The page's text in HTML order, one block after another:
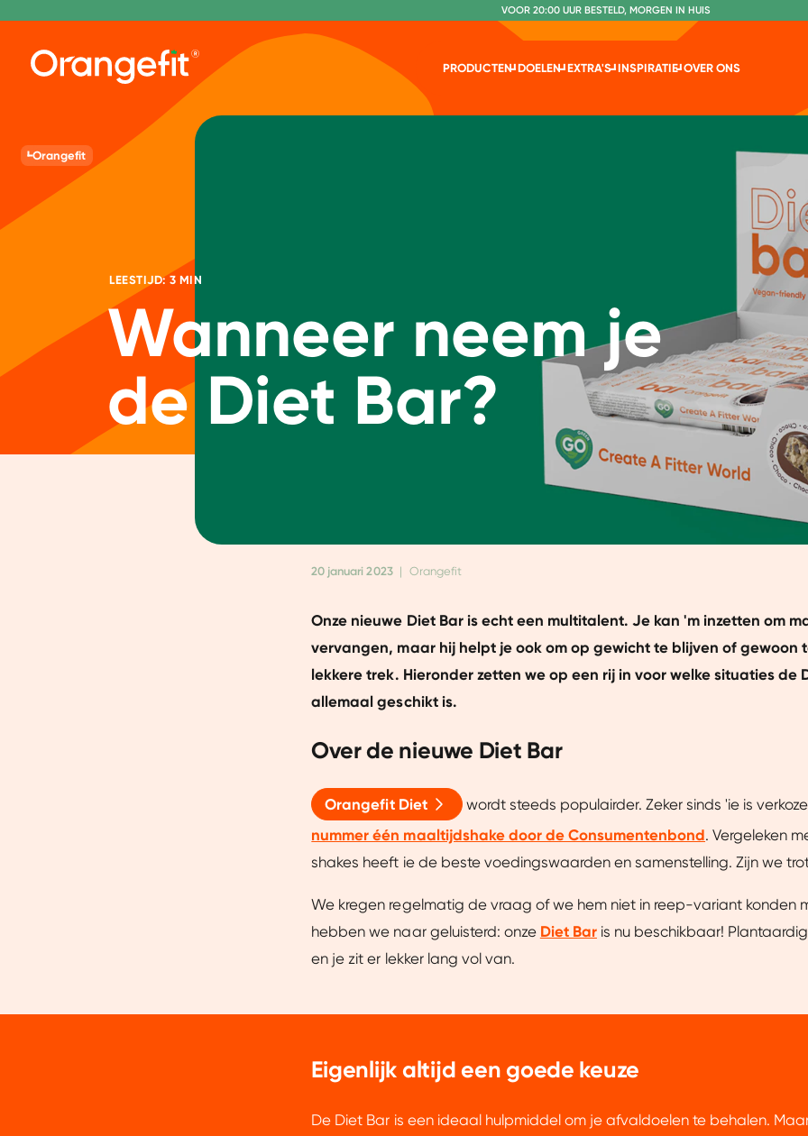
NR. 1 GETEST CONSUMENTENBOND
VOOR 20:00 UUR BESTELD, MORGEN IN HUIS
PRODUCTEN DOELEN EXTRA'S INSPIRATIE OVER ONS
LEESTIJD: 3 MIN
Wanneer neem je
de Diet Bar?
Orangefit
20 januari 2023 | Orangefit
Onze nieuwe Diet Bar is echt een multitalent. Je kan 'm inzetten om
vervangen, maar hij helpt je ook om op gewicht te blijven of gewoon
lekkere trek. Hieronder zetten we op een rij in voor welke situaties de
allemaal geschikt is.
Over de nieuwe Diet Bar
Orangefit Diet wordt steeds populairder. Zeker sinds 'ie is
nummer één maaltijdshake door de Consumentenbond. Vergeleken
shakes heeft ie de beste voedingswaarden en samenstelling. Zijn we
We kregen regelmatig de vraag of we hem niet in reep-variant konden
hebben we naar geluisterd: onze Diet Baris nu beschikbaar!
en je zit er lekker lang vol van.
Eigenlijk altijd een goede keuze
De Diet Bar is een ideaal hulpmiddel om je afvaldoelen te behalen.